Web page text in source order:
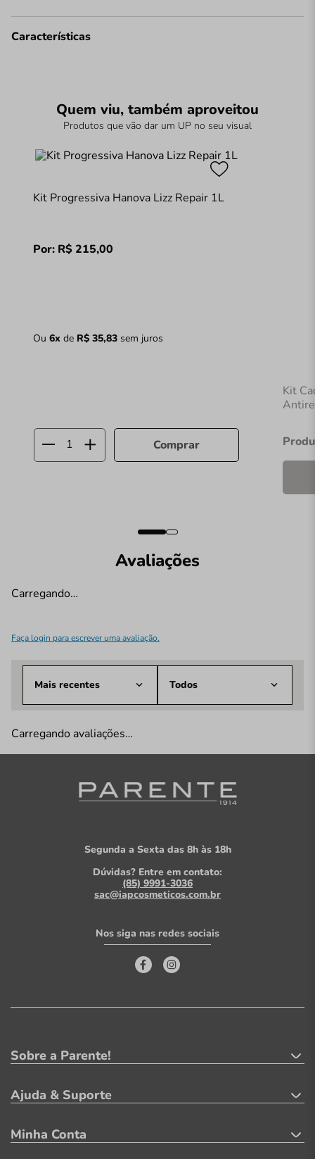
Características
Quem viu, também aproveitou
Produtos que vão dar um UP no seu visual
Kit Progressiva Hanova Lizz Repair 1L
Por: R$ 215,00
Ou 6x de R$ 35,83sem juros
Comprar
Kit
Avaliações
Carregando…
Faça login para escrever uma avaliação.
Mais recentes Todos
Carregando avaliações…
Segunda a Sexta das 8h às 18h
Dúvidas? Entre em contato:
(85) 9991-3036
sac@iapcosmeticos.com.br
Nos siga nas redes sociais
Sobre a Parente!
Ajuda & Suporte
Minha Conta